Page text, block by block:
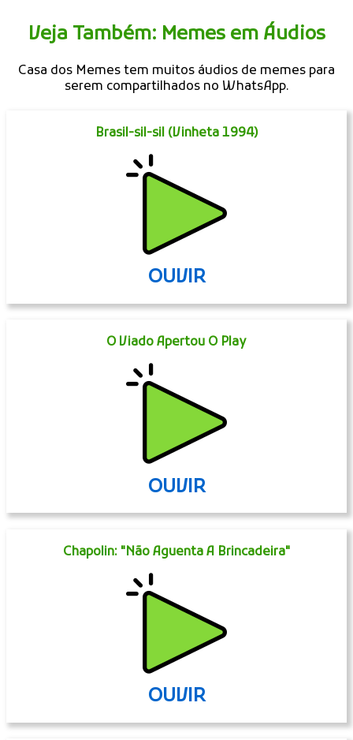
Veja Também: Memes em Áudios
Casa dos Memes tem muitos áudios de memes para
serem compartilhados no WhatsApp.
Brasil-sil-sil (Vinheta 1994)
OUVIR
O Viado Apertou O Play
OUVIR
Chapolin: "Não Aguenta A Brincadeira"
OUVIR